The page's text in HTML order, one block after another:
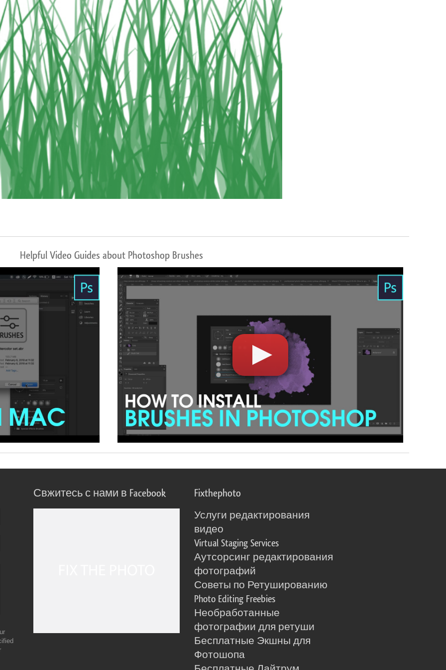
ретуши Ретушь ювелирных
изделий
Данные для обучения
ИИ
Video Editing Services
Helpful Video Guides about Photoshop Brushes
Свжитесь с нами в Facebook Fixthephoto
Услуги редактирования
видео
Virtual Staging Services
Аутсорсинг редактирования
фотографий
Советы по Ретушированию
Photo Editing Freebies
Необработанные
фотографии для ретуши
Бесплатные Экшны для
Фотошопа